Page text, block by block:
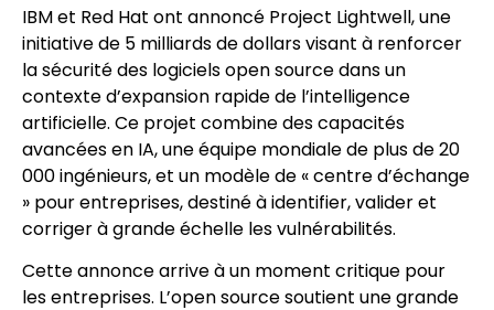
IBM et Red Hat ont annoncé Project Lightwell, une
initiative de 5 milliards de dollars visant à renforcer
la sécurité des logiciels open source dans un
contexte d’expansion rapide de l’intelligence
artificielle. Ce projet combine des capacités
avancées en IA, une équipe mondiale de plus de 20
000 ingénieurs, et un modèle de « centre d’échange
» pour entreprises, destiné à identifier, valider et
corriger à grande échelle les vulnérabilités.
Cette annonce arrive à un moment critique pour
les entreprises. L’open source soutient une grande